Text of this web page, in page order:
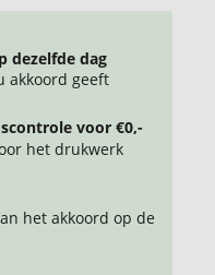
dezelfde dag
akkoord geeft
voor €0,-
het drukwerk
het akkoord op de